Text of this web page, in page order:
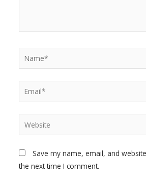
Name*
Email*
Website
Save my name, email, and
the next time I comment.